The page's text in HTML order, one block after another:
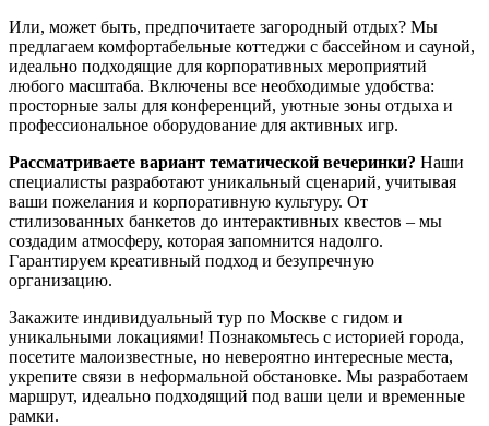
Или, может быть, предпочитаете загородный отдых? Мы
предлагаем комфортабельные коттеджи с бассейном и сауной,
идеально подходящие для корпоративных мероприятий
любого масштаба. Включены все необходимые удобства:
просторные залы для конференций, уютные зоны отдыха и
профессиональное оборудование для активных игр.
Рассматриваете вариант тематической вечеринки? Наши
специалисты разработают уникальный сценарий, учитывая
ваши пожелания и корпоративную культуру. От
стилизованных банкетов до интерактивных квестов – мы
создадим атмосферу, которая запомнится надолго.
Гарантируем креативный подход и безупречную
организацию.
Закажите индивидуальный тур по Москве с гидом и
уникальными локациями! Познакомьтесь с историей города,
посетите малоизвестные, но невероятно интересные места,
укрепите связи в неформальной обстановке. Мы разработаем
маршрут, идеально подходящий под ваши цели и временные
рамки.